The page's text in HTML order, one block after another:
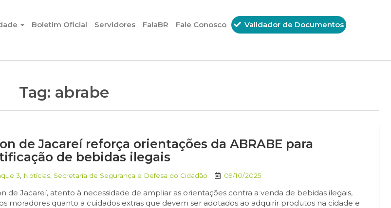
Boletim Oficial Servidores FalaBR Fale Conosco Validador de Documentos
Tag: abrabe
de Jacareí reforça orientações da ABRABE para
de bebidas ilegais
3 Notícias Secretaria de Segurança e Defesa do Cidadão 09/10/2025
de Jacareí, atento à necessidade de ampliar as orientações contra a venda de bebidas ilegais,
moradores quanto a cuidados extras que devem ser adotados ao adquirir produtos na cidade e